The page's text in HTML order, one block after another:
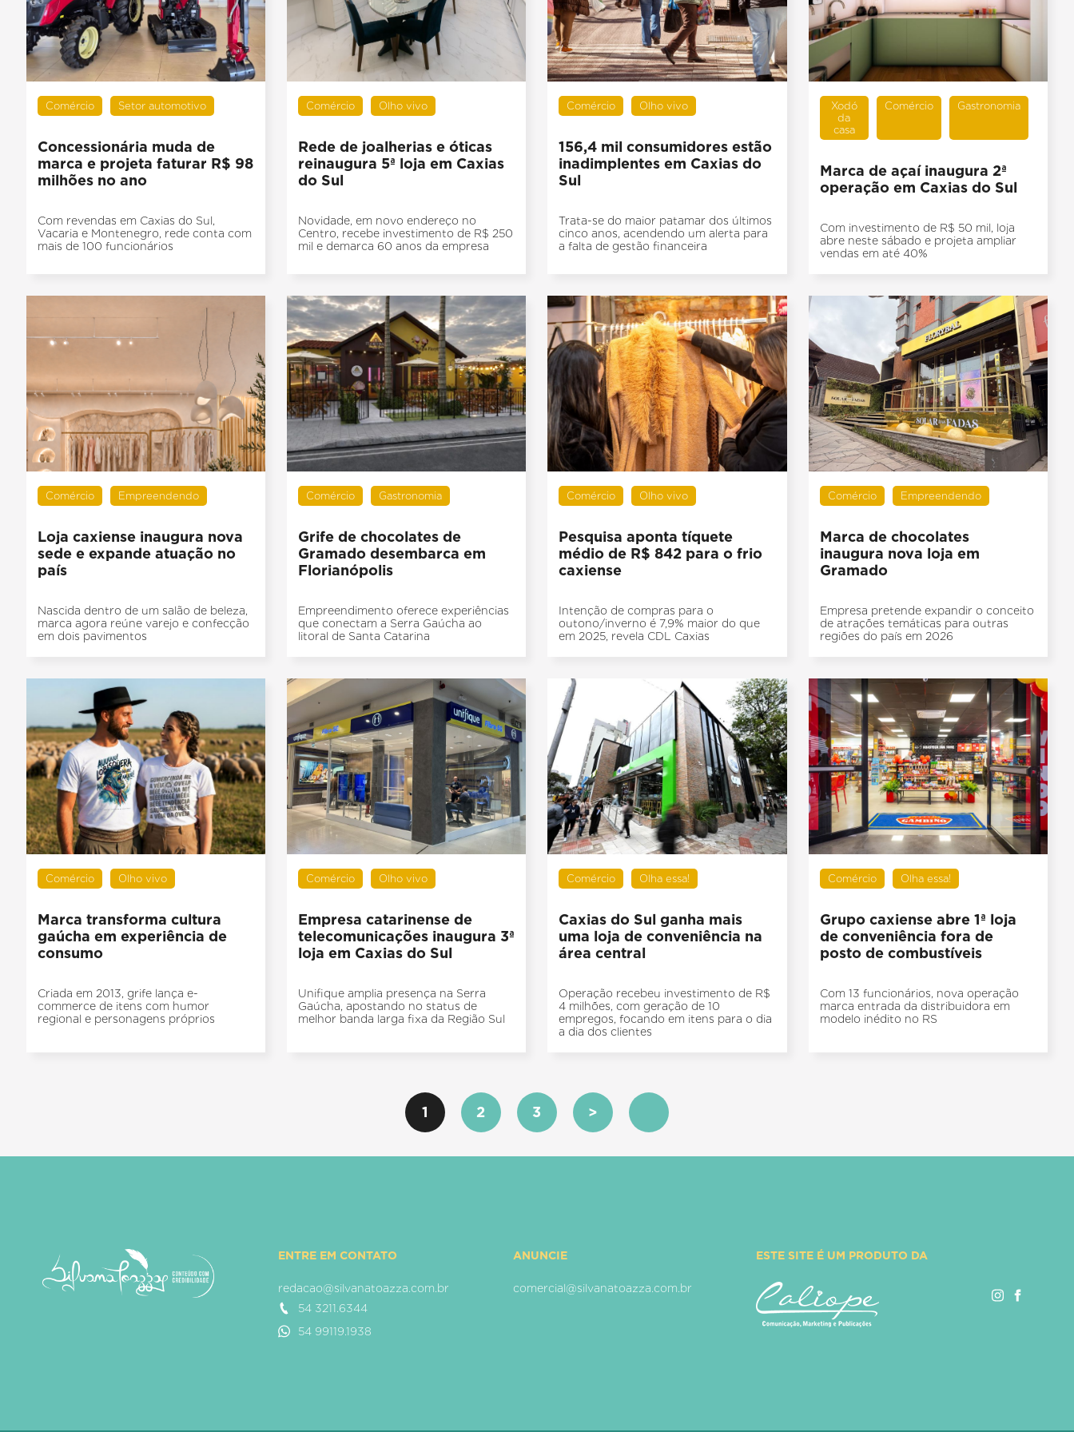
Comércio Setor automotivo
Concessionária muda de
marca e projeta faturar R$ 98
milhões no ano
Com revendas em Caxias do Sul,
Vacaria e Montenegro, rede conta com
mais de 100 funcionários
Comércio Olho vivo
Rede de joalherias e óticas
reinaugura 5ª loja em Caxias
do Sul
Novidade, em novo endereço no
Centro, recebe investimento de R$ 250
mil e demarca 60 anos da empresa
Comércio Olho vivo
156,4 mil consumidores estão
inadimplentes em Caxias do
Sul
Trata-se do maior patamar dos últimos
cinco anos, acendendo um alerta para
a falta de gestão financeira
Xodó
da
casa
Comércio Gastronomia
Marca de açaí inaugura 2ª
operação em Caxias do Sul
Com investimento de R$ 50 mil, loja
abre neste sábado e projeta ampliar
vendas em até 40%
Comércio Empreendendo
Loja caxiense inaugura nova
sede e expande atuação no
país
Nascida dentro de um salão de beleza,
marca agora reúne varejo e confecção
em dois pavimentos
Comércio Gastronomia
Grife de chocolates de
Gramado desembarca em
Florianópolis
Empreendimento oferece experiências
que conectam a Serra Gaúcha ao
litoral de Santa Catarina
Comércio Olho vivo
Pesquisa aponta tíquete
médio de R$ 842 para o frio
caxiense
Intenção de compras para o
outono/inverno é 7,9% maior do que
em 2025, revela CDL Caxias
Comércio Empreendendo
Marca de chocolates
inaugura nova loja em
Gramado
Empresa pretende expandir o conceito
de atrações temáticas para outras
regiões do país em 2026
Comércio Olho vivo
Marca transforma cultura
gaúcha em experiência de
consumo
Criada em 2013, grife lança e-
commerce de itens com humor
regional e personagens próprios
Comércio Olho vivo
Empresa catarinense de
telecomunicações inaugura 3ª
loja em Caxias do Sul
Unifique amplia presença na Serra
Gaúcha, apostando no status de
melhor banda larga fixa da Região Sul
Comércio Olha essa!
Caxias do Sul ganha mais
uma loja de conveniência na
área central
Operação recebeu investimento de R$
4 milhões, com geração de 10
empregos, focando em itens para o dia
a dia dos clientes
Comércio Olha essa!
Grupo caxiense abre 1ª loja
de conveniência fora de
posto de combustíveis
Com 13 funcionários, nova operação
marca entrada da distribuidora em
modelo inédito no RS
1 2 3 >
ENTRE EM CONTATO
redacao@silvanatoazza.com.br
54 3211.6344
54 99119.1938
ANUNCIE
comercial@silvanatoazza.com.br
ESTE SITE É UM PRODUTO DA